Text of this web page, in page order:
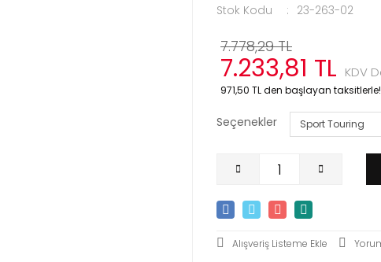
Stok Kodu
23-263-02
7.778,29 TL
7.233,81 TL KDV
971,50 TL den başlayan
Seçenekler